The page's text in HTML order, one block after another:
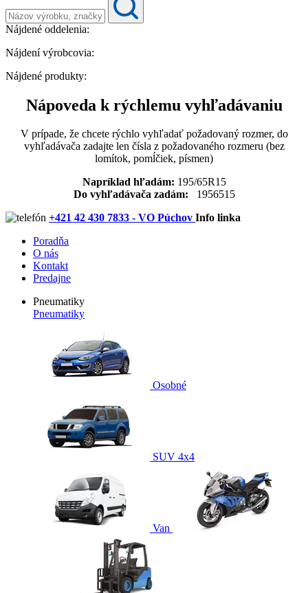
Nájdené oddelenia:
Nájdení výrobcovia:
Nájdené produkty:
Nápoveda k rýchlemu vyhľadávaniu
V prípade, že chcete rýchlo vyhľadať požadovaný rozmer, do
vyhľadávača zadajte len čísla z požadovaného rozmeru (bez
lomítok, pomĺčiek, písmen)
Napríklad hľadám: 195/65R15
Do vyhľadávača zadám: 1956515
+421 42 430 7833 - VO Púchov Info linka
Poradňa
O nás
Kontakt
Predajne
Pneumatiky
Pneumatiky
Osobné
SUV 4x4
Van